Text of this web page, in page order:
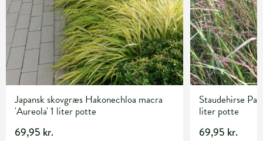
Japansk skovgræs Hakonechloa macra
'Aureola' 1 liter potte
69,95 kr.
Staudehirse
liter potte
69,95 kr.